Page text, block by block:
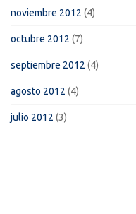
noviembre 2012 (4)
octubre 2012 (7)
septiembre 2012 (4)
agosto 2012 (4)
julio 2012 (3)